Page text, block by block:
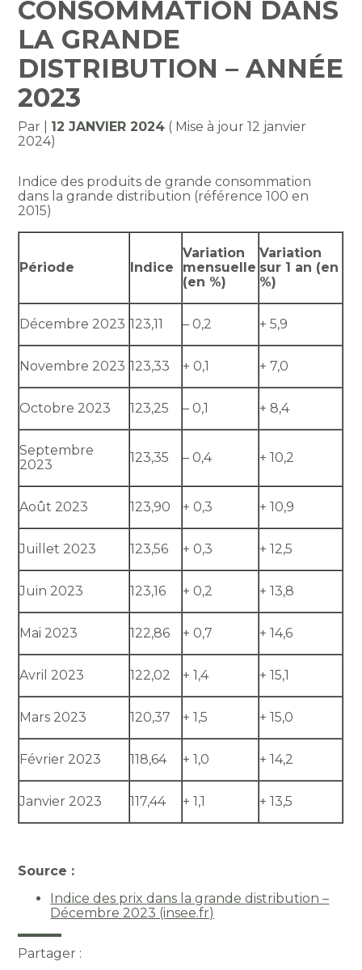
CONSOMMATION DANS
LA GRANDE
DISTRIBUTION – ANNÉE
2023
Par 12 JANVIER 2024 ( Mise à jour 12 janvier
2024)
Indice des produits de grande consommation
dans la grande distribution (référence 100 en
2015)
Période Indice
Variation
mensuelle
(en %)
Variation
sur 1 an (en
%)
Décembre 2023 123,11 – 0,2 + 5,9
Novembre 2023 123,33 + 0,1 + 7,0
Octobre 2023 123,25 – 0,1 + 8,4
Septembre
2023
123,35 – 0,4 + 10,2
Août 2023 123,90 + 0,3 + 10,9
Juillet 2023 123,56 + 0,3 + 12,5
Juin 2023 123,16 + 0,2 + 13,8
Mai 2023 122,86 + 0,7 + 14,6
Avril 2023 122,02 + 1,4 + 15,1
Mars 2023 120,37 + 1,5 + 15,0
Février 2023 118,64 + 1,0 + 14,2
Janvier 2023 117,44 + 1,1 + 13,5
Source :
Indice des prix dans la grande distribution –
Décembre 2023 (insee.fr)
Partager :